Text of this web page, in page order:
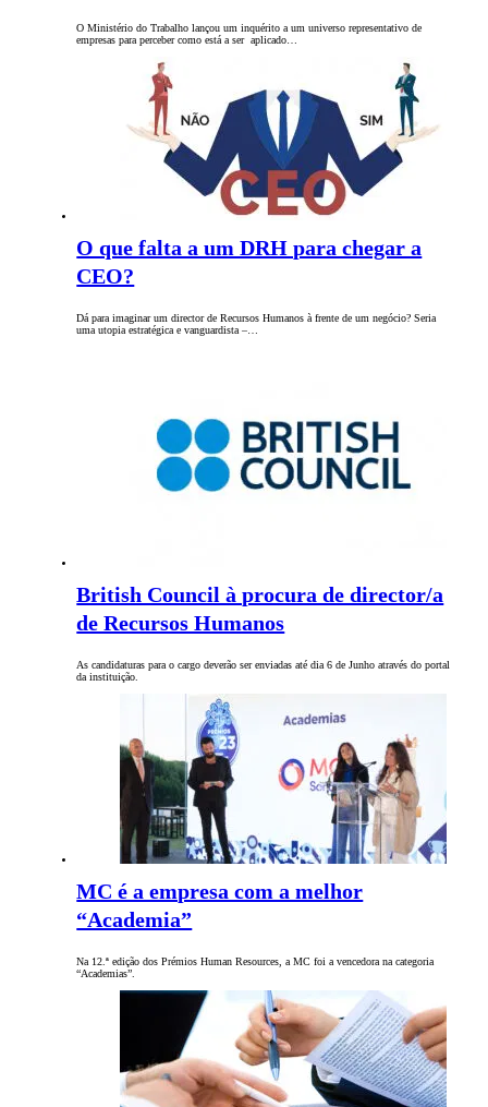
O Ministério do Trabalho lançou um inquérito a um universo representativo de
empresas para perceber como está a ser aplicado…
O que falta a um DRH para chegar a
CEO?
Dá para imaginar um director de Recursos Humanos à frente de um negócio? Seria
uma utopia estratégica e vanguardista –…
British Council à procura de director/a
de Recursos Humanos
As candidaturas para o cargo deverão ser enviadas até dia 6 de Junho através do portal
da instituição.
MC é a empresa com a melhor
“Academia”
Na 12.ª edição dos Prémios Human Resources, a MC foi a vencedora na categoria
“Academias”.